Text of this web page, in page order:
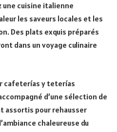
une cuisine italienne
les saveurs locales et les
Des plats exquis préparés
dans un voyage culinaire
cafeterías y teterías
d’une sélection de
assortis pour rehausser
chaleureuse du